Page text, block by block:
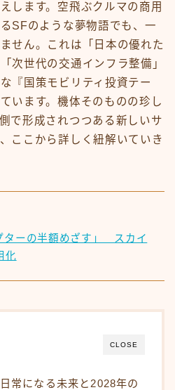
します。空飛ぶクルマの商用
SFのような夢物語でも、一
せん。これは「日本の優れた
次世代の交通インフラ整備」
『国策モビリティ投資テー
います。機体そのものの珍し
で形成されつつある新しいサ
ここから詳しく紐解いていき
ターの半額めざす」 スカイ
化
CLOSE
常になる未来と2028年の